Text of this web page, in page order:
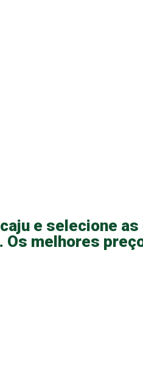
e selecione
melhores